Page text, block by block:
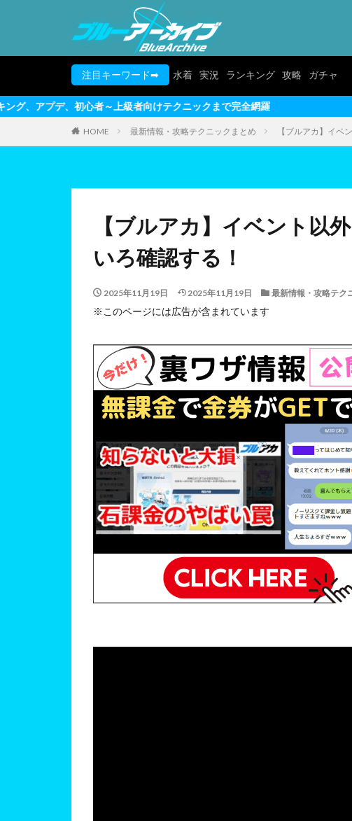
注目キーワード➡ 水着 実況 ランキング 攻略 ガチャ
～上級者向けテクニックまで完全網羅
HOME 最新情報・攻略テクニックまとめ 【ブルアカ】イベ
【ブルアカ】イベント以
いろ確認する！
2025年11月19日 2025年11月19日 最新情報・攻略テク
※このページには広告が含まれています